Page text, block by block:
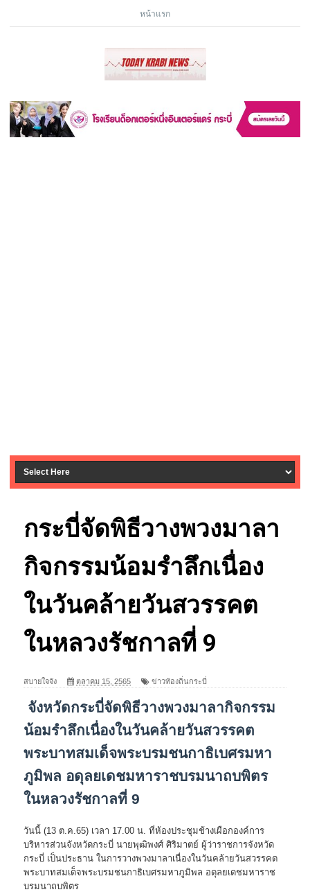
หน้าแรก
กระบี่จัดพิธีวางพวงมาลา
กิจกรรมน้อมรำลึกเนื่อง
ในวันคล้ายวันสวรรคต
ในหลวงรัชกาลที่ 9
สบายใจจัง ตุลาคม 15, 2565 ข่าวท้องถิ่นกระบี่
จังหวัดกระบี่จัดพิธีวางพวงมาลากิจกรรม
น้อมรำลึกเนื่องในวันคล้ายวันสวรรคต
พระบาทสมเด็จพระบรมชนกาธิเบศรมหา
ภูมิพล อดุลยเดชมหาราชบรมนาถบพิตร
ในหลวงรัชกาลที่ 9
วันนี้ (13 ต.ค.65) เวลา 17.00 น. ที่ห้องประชุมช้างเผือกองค์การ
บริหารส่วนจังหวัดกระบี่ นายพุฒิพงศ์ ศิริมาตย์ ผู้ว่าราชการจังหวัด
กระบี่ เป็นประธาน ในการวางพวงมาลาเนื่องในวันคล้ายวันสวรรคต
พระบาทสมเด็จพระบรมชนกาธิเบศรมหาภูมิพล อดุลยเดชมหาราช
บรมนาถบพิตร